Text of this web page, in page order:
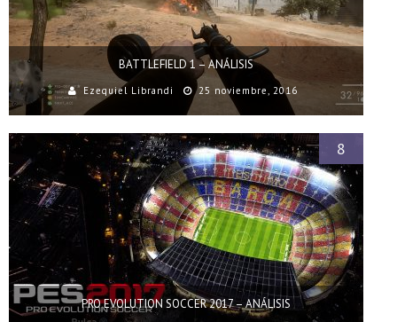
BATTLEFIELD 1 – ANÁLISIS
Ezequiel Librandi 25 noviembre, 2016
PRO EVOLUTION SOCCER 2017 – ANÁLISIS
8